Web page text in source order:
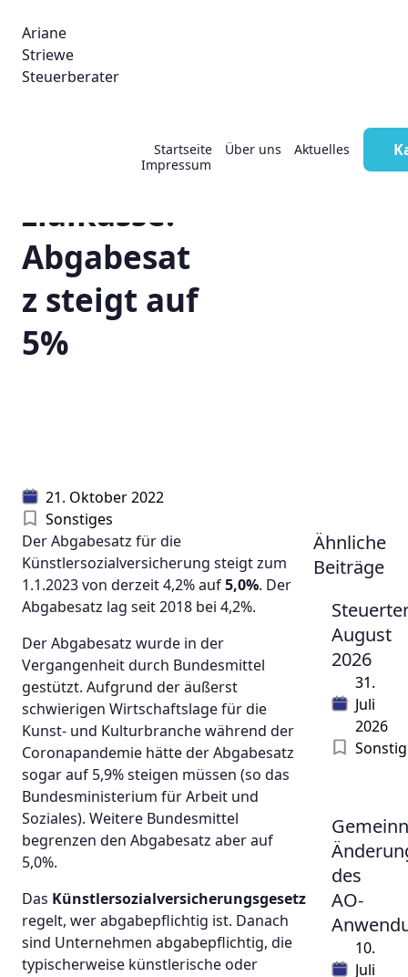
Ariane
Striewe
Steuerberater
Startseite Über uns Aktuelles
Impressum
Künstlerso
zialkasse:
Abgabesat
z steigt auf
5%
21. Oktober 2022
Sonstiges
Der Abgabesatz für die
Künstlersozialversicherung steigt zum
1.1.2023 von derzeit 4,2% auf5,0%. Der
Abgabesatz lag seit 2018 bei 4,2%.
Der Abgabesatz wurde in der
Vergangenheit durch Bundesmittel
gestützt. Aufgrund der äußerst
schwierigen Wirtschaftslage für die
Kunst- und Kulturbranche während der
Coronapandemie hätte der Abgabesatz
sogar auf 5,9% steigen müssen (so das
Bundesministerium für Arbeit und
Soziales). Weitere Bundesmittel
begrenzen den Abgabesatz aber auf
5,0%.
Das Künstlersozialversicherungsgesetz
regelt, wer abgabepflichtig ist. Danach
sind Unternehmen abgabepflichtig, die
typischerweise künstlerische oder
Ähnliche
Beiträge
August
2026
31.
Juli
2026
des
AO-
10.
Juli